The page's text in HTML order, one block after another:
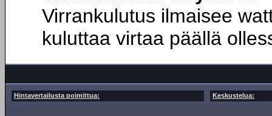
Virrankulutus ilmaisee
kuluttaa virtaa päällä
Hintavertailusta poimittua: Keskustelua: